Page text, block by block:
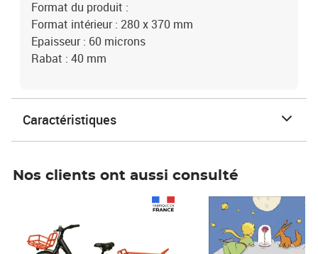
Format du produit :
Format intérieur : 280 x 370 mm
Epaisseur : 60 microns
Rabat : 40 mm
Caractéristiques
Nos clients ont aussi consulté
Prix 7,50€